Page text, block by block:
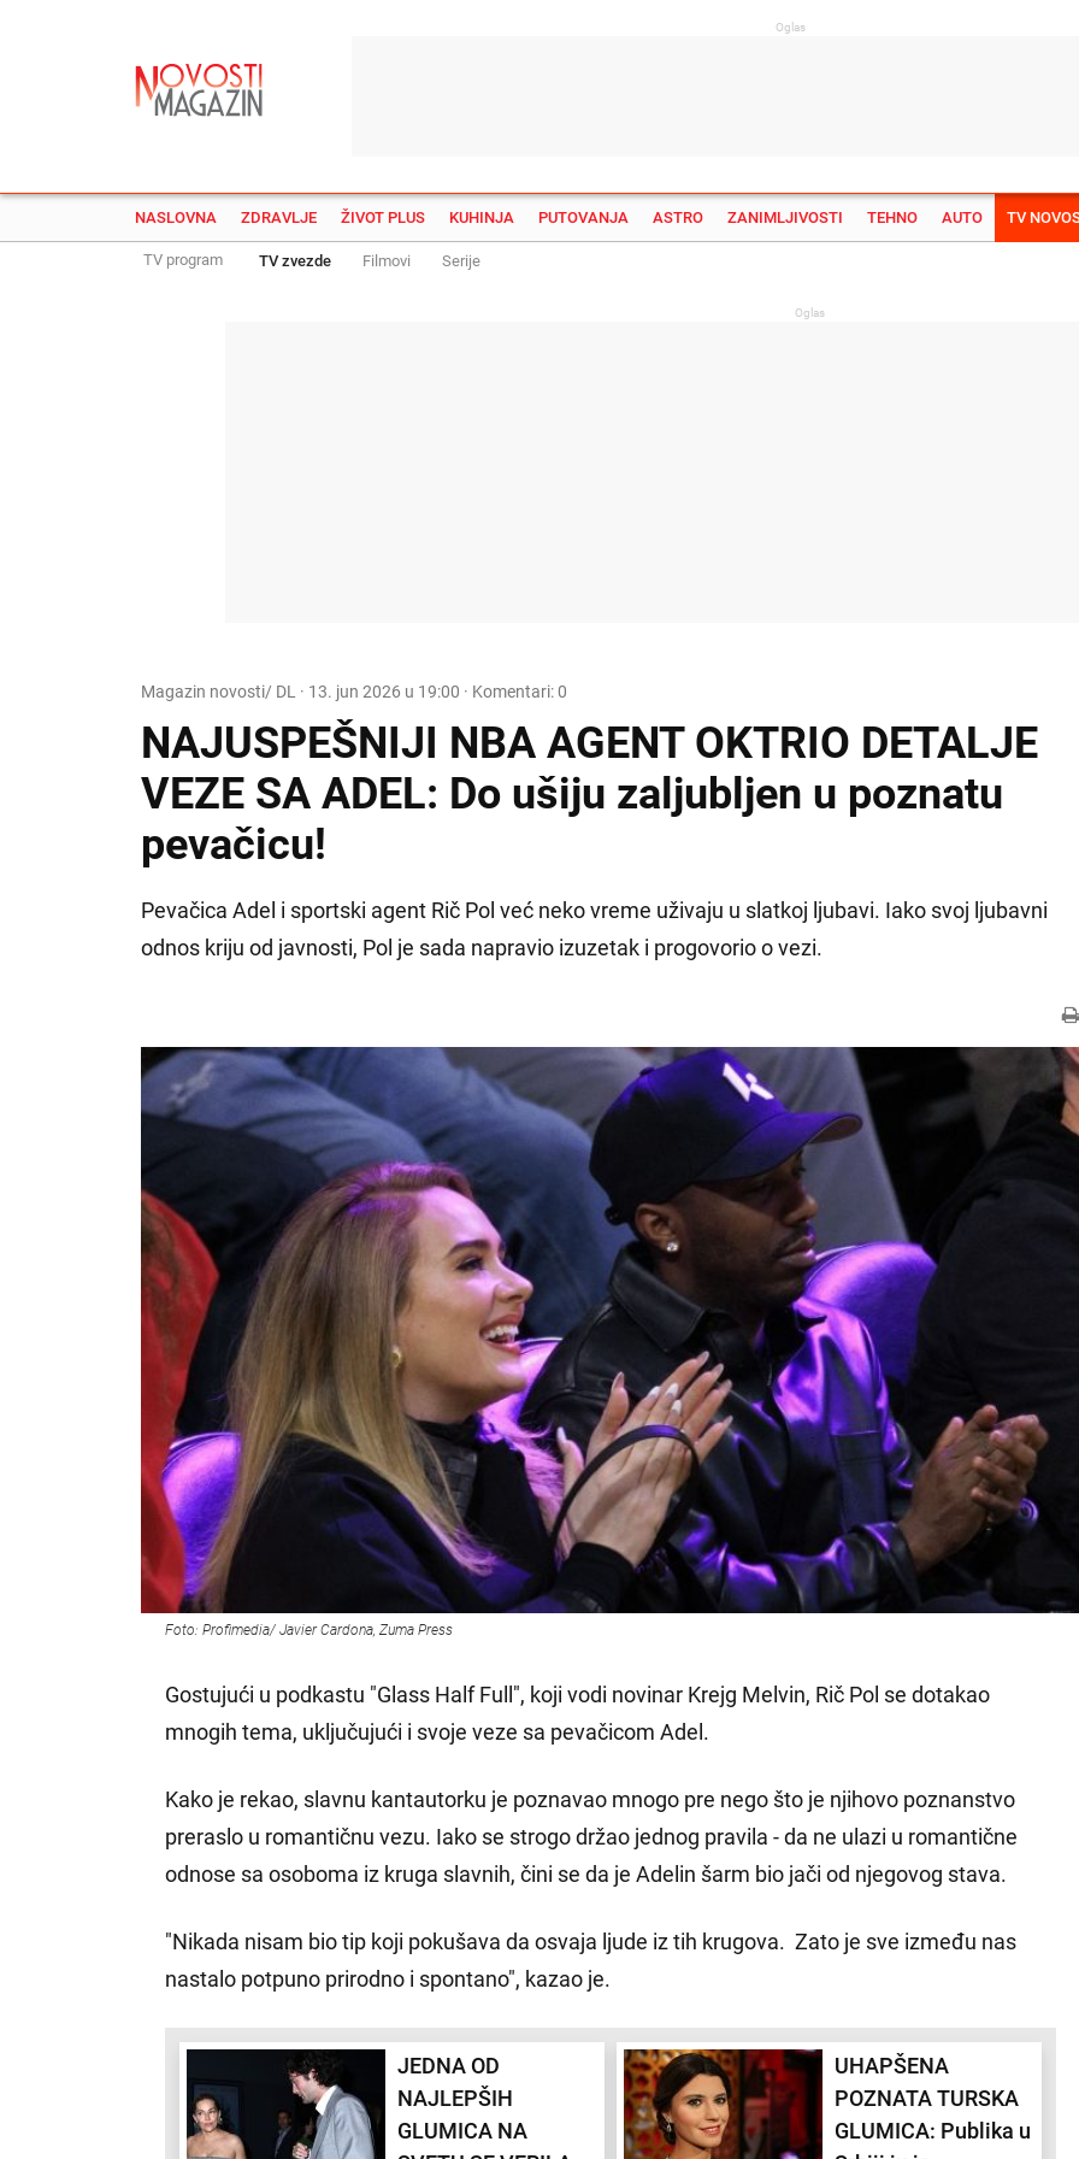
Oglas
NASLOVNA ZDRAVLJE ŽIVOT PLUS KUHINJA PUTOVANJA ASTRO ZANIMLJIVOSTI TEHNO AUTO TV
TV program TV zvezde Filmovi Serije
Oglas
Magazin novosti/ DL · 13. jun 2026 u 19:00 · Komentari: 0
NAJUSPEŠNIJI NBA AGENT OKTRIO DETALJE
VEZE SA ADEL: Do ušiju zaljubljen u poznatu
pevačicu!
Pevačica Adel i sportski agent Rič Pol već neko vreme uživaju u slatkoj ljubavi. Iako svoj ljubavni
odnos kriju od javnosti, Pol je sada napravio izuzetak i progovorio o vezi.
Foto: Profimedia/ Javier Cardona, Zuma Press
Gostujući u podkastu "Glass Half Full", koji vodi novinar Krejg Melvin, Rič Pol se dotakao
mnogih tema, uključujući i svoje veze sa pevačicom Adel.
Kako je rekao, slavnu kantautorku je poznavao mnogo pre nego što je njihovo poznanstvo
preraslo u romantičnu vezu. Iako se strogo držao jednog pravila - da ne ulazi u romantične
odnose sa osoboma iz kruga slavnih, čini se da je Adelin šarm bio jači od njegovog stava.
"Nikada nisam bio tip koji pokušava da osvaja ljude iz tih krugova. Zato je sve između nas
nastalo potpuno prirodno i spontano", kazao je.
JEDNA OD
NAJLEPŠIH
GLUMICA NA
UHAPŠENA
POZNATA TURSKA
GLUMICA: Publika u